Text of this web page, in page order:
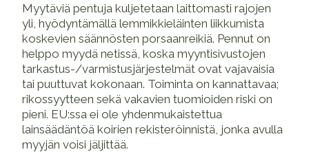
Myytäviä pentuja kuljetetaan laittomasti rajojen
yli, hyödyntämällä lemmikkieläinten liikkumista
koskevien säännösten porsaanreikiä. Pennut on
helppo myydä netissä, koska myyntisivustojen
tarkastus-/varmistusjärjestelmät ovat vajavaisia
tai puuttuvat kokonaan. Toiminta on kannattavaa;
rikossyytteen sekä vakavien tuomioiden riski on
pieni. EU:ssa ei ole yhdenmukaistettua
lainsäädäntöä koirien rekisteröinnistä, jonka avulla
myyjän voisi jäljittää.